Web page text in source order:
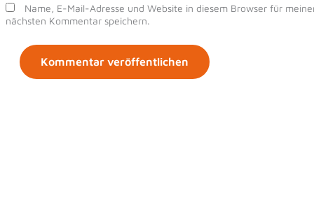
Name, E-Mail-Adresse und Website in diesem Browser für
nächsten Kommentar speichern.